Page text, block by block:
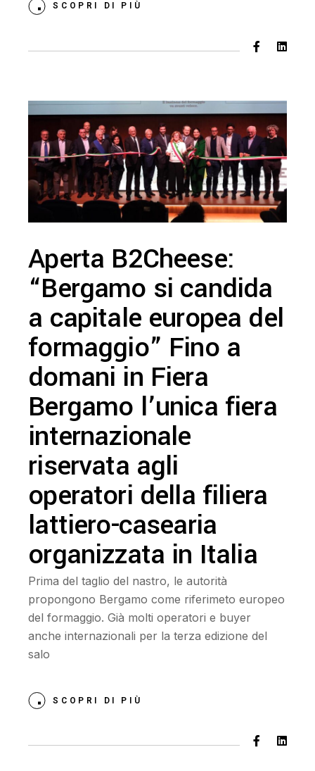
SCOPRI DI PIÙ
Aperta B2Cheese:
“Bergamo si candida
a capitale europea del
formaggio” Fino a
domani in Fiera
Bergamo l’unica fiera
internazionale
riservata agli
operatori della filiera
lattiero-casearia
organizzata in Italia
Prima del taglio del nastro, le autorità
propongono Bergamo come riferimeto europeo
del formaggio. Già molti operatori e buyer
anche internazionali per la terza edizione del
salo
SCOPRI DI PIÙ